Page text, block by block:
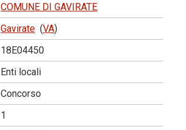
COMUNE DI GAVIRATE
Gavirate (VA)
18E04450
Enti locali
Concorso
1